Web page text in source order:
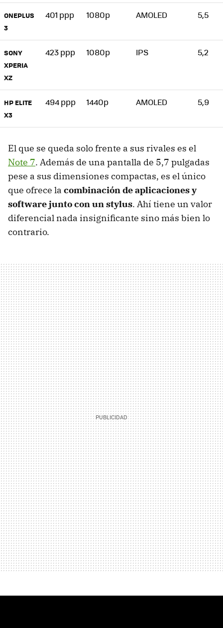
ONEPLUS
3
401 ppp 1080p AMOLED 5,5
SONY
XPERIA
XZ
423 ppp 1080p IPS 5,2
HP ELITE
X3
494 ppp 1440p AMOLED 5,9
El que se queda solo frente a sus rivales es el
Note 7. Además de una pantalla de 5,7 pulgadas
pese a sus dimensiones compactas, es el único
que ofrece la combinación de aplicaciones y
software junto con un stylus. Ahí tiene un valor
diferencial nada insignificante sino más bien lo
contrario.